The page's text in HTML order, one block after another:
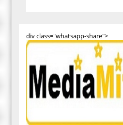
div class="whatsapp-share">